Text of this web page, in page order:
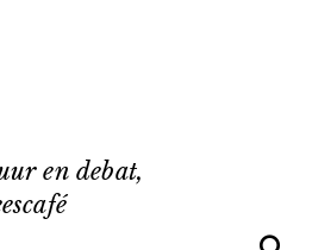
en debat,